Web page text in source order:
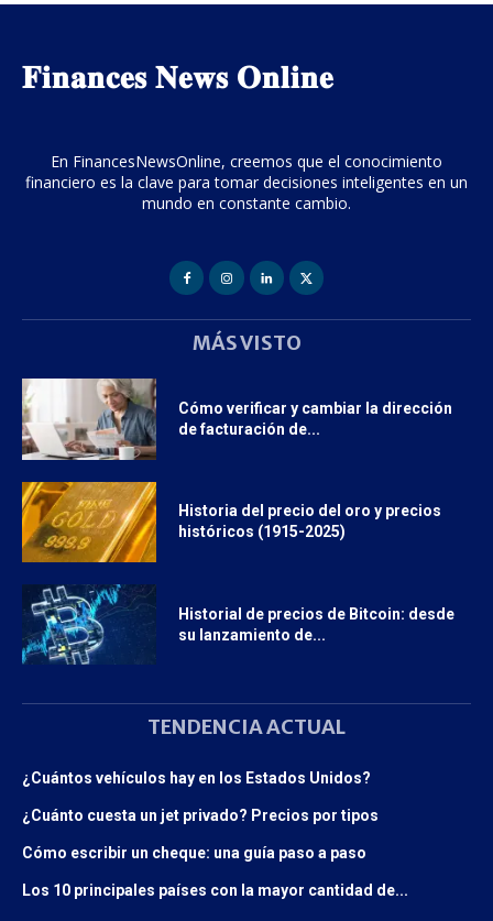
𝐅𝐢𝐧𝐚𝐧𝐜𝐞𝐬 𝐍𝐞𝐰𝐬 𝐎𝐧𝐥𝐢𝐧𝐞
En FinancesNewsOnline, creemos que el conocimiento
financiero es la clave para tomar decisiones inteligentes en un
mundo en constante cambio.
MÁS VISTO
Cómo verificar y cambiar la dirección
de facturación de...
Historia del precio del oro y precios
históricos (1915-2025)
Historial de precios de Bitcoin: desde
su lanzamiento de...
TENDENCIA ACTUAL
¿Cuántos vehículos hay en los Estados Unidos?
¿Cuánto cuesta un jet privado? Precios por tipos
Cómo escribir un cheque: una guía paso a paso
Los 10 principales países con la mayor cantidad de...